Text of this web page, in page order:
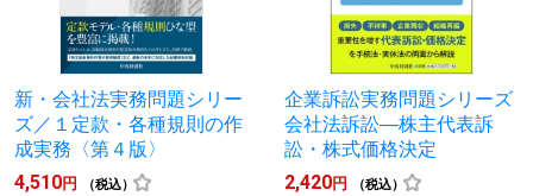
新・会社法実務問題シリー
ズ／１定款・各種規則の作
成実務〈第４版〉
4,510円 （税込）
企業訴訟実務問題シリーズ
会社法訴訟―株主代表訴
訟・株式価格決定
2,420円 （税込）